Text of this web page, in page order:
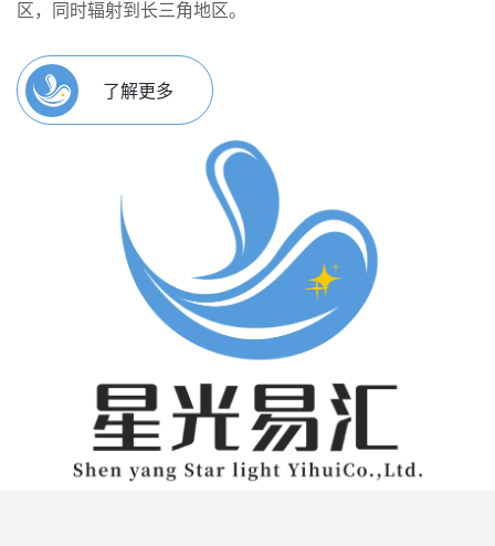
区，同时辐射到长三角地区。
了解更多